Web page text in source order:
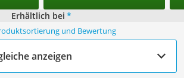
Erhältlich bei *
und Bewertung
anzeigen